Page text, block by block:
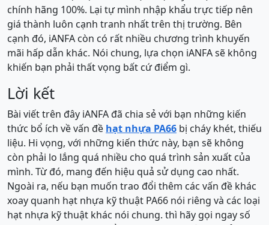
chính hãng 100%. Lại tự mình nhập khẩu trực tiếp nên
giá thành luôn cạnh tranh nhất trên thị trường. Bên
cạnh đó, iANFA còn có rất nhiều chương trình khuyến
mãi hấp dẫn khác. Nói chung, lựa chọn iANFA sẽ không
khiến bạn phải thất vọng bất cứ điểm gì.
Lời kết
Bài viết trên đây iANFA đã chia sẻ với bạn những kiến
thức bổ ích về vấn đề hạt nhựa PA66 bị cháy khét, thiếu
liệu. Hi vọng, với những kiến thức này, bạn sẽ không
còn phải lo lắng quá nhiều cho quá trình sản xuất của
mình. Từ đó, mang đến hiệu quả sử dụng cao nhất.
Ngoài ra, nếu bạn muốn trao đổi thêm các vấn đề khác
xoay quanh hạt nhựa kỹ thuật PA66 nói riêng và các loại
hạt nhựa kỹ thuật khác nói chung. thì hãy gọi ngay số